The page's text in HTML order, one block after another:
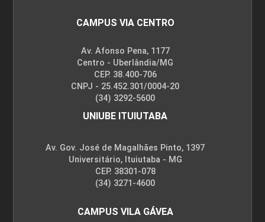
CAMPUS VIA CENTRO
Av. Afonso Pena, 1177
Centro - Uberlândia/MG
CEP. 38.400-706
CNPJ - 25.452.301/0004-20
(34) 3292-5600
UNIUBE ITUIUTABA
Av. Gov. José de Magalhães Pinto, 1397
Universitário, Ituiutaba - MG
CEP. 38301-078
(34) 3271-4600
CAMPUS VILA GÁVEA